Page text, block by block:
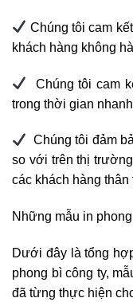
Chúng tôi cam
khách hàng không
Chúng tôi cam
trong thời gian
Chúng tôi đảm
so với trên thị
các khách hàng thân
Những mẫu in
Dưới đây là tổng
phong bì công ty,
đã từng thực hiện